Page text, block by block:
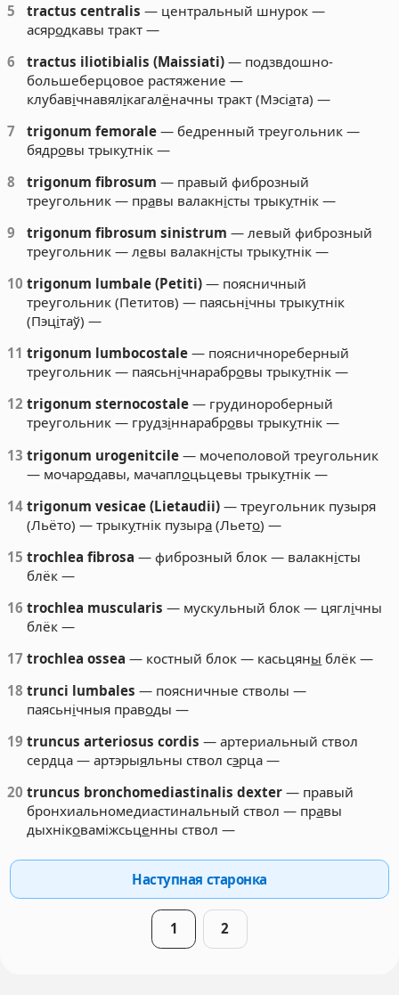
5
tractus centralis — центральный шнурок —
асяродкавы тракт —
6
tractus iliotibialis (Maissiati) — подзвдошно-
большеберцовое растяжение —
клубавічнавялікагалёначны тракт (Мэсіата) —
7
trigonum femorale — бедренный треугольник —
бядровы трыкутнік —
8
trigonum fibrosum — правый фиброзный
треугольник — правы валакністы трыкутнік —
9
trigonum fibrosum sinistrum — левый фиброзный
треугольник — левы валакністы трыкутнік —
10 trigonum lumbale (Petiti) — поясничный
треугольник (Петитов) — паясьнічны трыкутнік
(Пэцітаў) —
11 trigonum lumbocostale — поясничнореберный
треугольник — паясьнічнарабровы трыкутнік —
12 trigonum sternocostale — грудинороберный
треугольник — грудзіннарабровы трыкутнік —
13 trigonum urogenitcile — мочеполовой треугольник
— мочародавы, мачаплоцьцевы трыкутнік —
14 trigonum vesicae (Lietaudii) — треугольник пузыря
(Льёто) — трыкутнік пузыра (Льето) —
15 trochlea fibrosa — фиброзный блок — валакністы
блёк —
16 trochlea muscularis — мускульный блок — цяглічны
блёк —
17 trochlea ossea — костный блок — касьцяны блёк —
18 trunci lumbales — поясничные стволы —
паясьнічныя праводы —
19 truncus arteriosus cordis — артериальный ствол
сердца — артэрыяльны ствол сэрца —
20 truncus bronchomediastinalis dexter — правый
бронхиальномедиастинальный ствол — правы
дыхніковаміжсьценны ствол —
Наступная старонка
1 2